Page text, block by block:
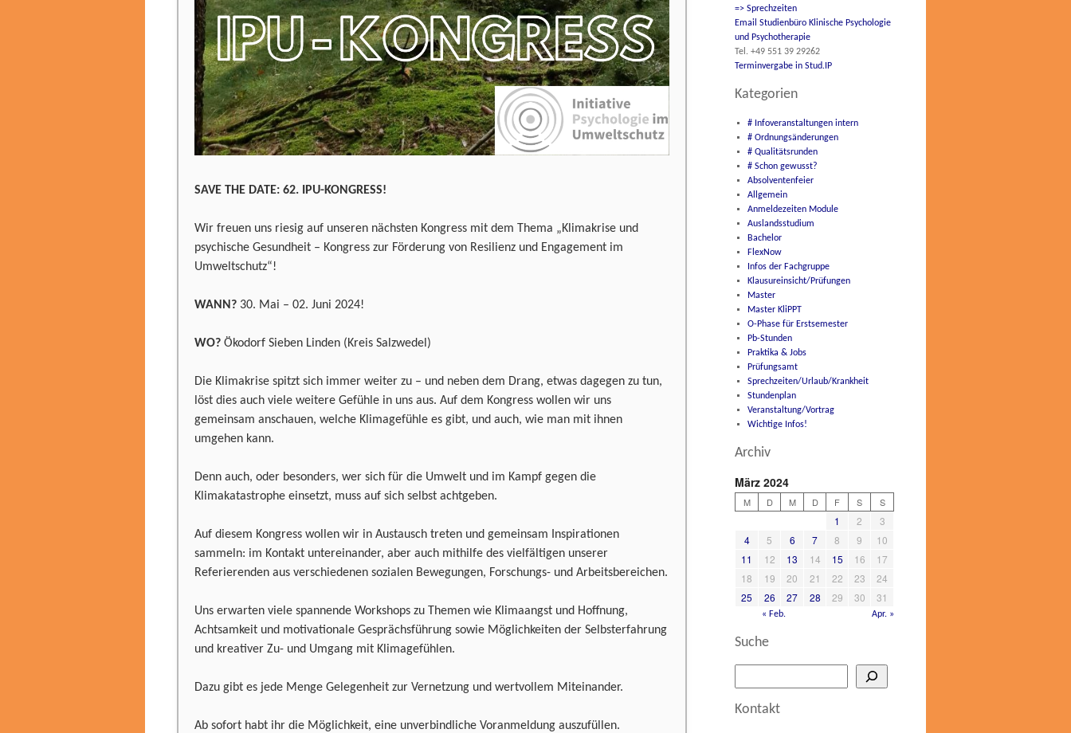
SAVE THE DATE: 62. IPU-KONGRESS!
Wir freuen uns riesig auf unseren nächsten Kongress mit dem Thema „Klimakrise und
psychische Gesundheit – Kongress zur Förderung von Resilienz und Engagement im
Umweltschutz“!
WANN? 30. Mai – 02. Juni 2024!
WO? Ökodorf Sieben Linden (Kreis Salzwedel)
Die Klimakrise spitzt sich immer weiter zu – und neben dem Drang, etwas dagegen zu tun,
löst dies auch viele weitere Gefühle in uns aus. Auf dem Kongress wollen wir uns
gemeinsam anschauen, welche Klimagefühle es gibt, und auch, wie man mit ihnen
umgehen kann.
Denn auch, oder besonders, wer sich für die Umwelt und im Kampf gegen die
Klimakatastrophe einsetzt, muss auf sich selbst achtgeben.
Auf diesem Kongress wollen wir in Austausch treten und gemeinsam Inspirationen
sammeln: im Kontakt untereinander, aber auch mithilfe des vielfältigen unserer
Referierenden aus verschiedenen sozialen Bewegungen, Forschungs- und Arbeitsbereichen.
Uns erwarten viele spannende Workshops zu Themen wie Klimaangst und Hoffnung,
Achtsamkeit und motivationale Gesprächsführung sowie Möglichkeiten der Selbsterfahrung
und kreativer Zu- und Umgang mit Klimagefühlen.
Dazu gibt es jede Menge Gelegenheit zur Vernetzung und wertvollem Miteinander.
Ab sofort habt ihr die Möglichkeit, eine unverbindliche Voranmeldung auszufüllen.
=> Sprechzeiten
Email Studienbüro Klinische Psychologie
und Psychotherapie
Tel. +49 551 39 29262
Terminvergabe in Stud.IP
Kategorien
# Infoveranstaltungen intern
# Ordnungsänderungen
# Qualitätsrunden
# Schon gewusst?
Absolventenfeier
Allgemein
Anmeldezeiten Module
Auslandsstudium
Bachelor
FlexNow
Infos der Fachgruppe
Klausureinsicht/Prüfungen
Master
Master KliPPT
O-Phase für Erstsemester
Pb-Stunden
Praktika & Jobs
Prüfungsamt
Sprechzeiten/Urlaub/Krankheit
Stundenplan
Veranstaltung/Vortrag
Wichtige Infos!
Archiv
März 2024
M D M D F S S
1 2
3
4
5 6 7 8 9
10
11
12 13 14 15 16
17
18
19 20 21 22 23
24
25
26 27 28 29 30 31
« Feb. Apr. »
Suche
Kontakt